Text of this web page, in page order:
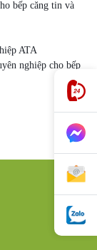
bếp căng tin và
ATA
nghiệp cho bếp